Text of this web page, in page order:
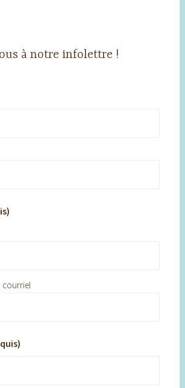
à notre infolettre !
courriel